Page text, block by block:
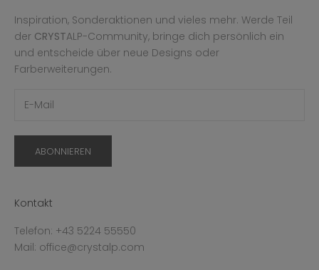
Inspiration, Sonderaktionen und vieles mehr. Werde Teil
der CRYSTALP-Community, bringe dich persönlich ein
und entscheide über neue Designs oder
Farberweiterungen.
ABONNIEREN
Kontakt
Telefon: +43 5224 55550
Mail: office@crystalp.com